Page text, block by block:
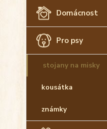
Domácnost
Pro psy
stojany na misky
kousátka
známky